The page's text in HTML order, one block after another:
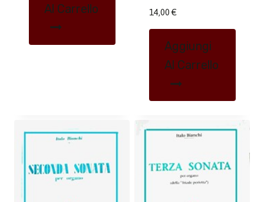
Al Carrello
14,00 €
Aggiungi
Al Carrello